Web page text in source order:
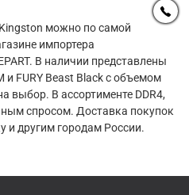
можно по самой
импортера
В наличии представлены
и FURY Beast Black с объемом
выбор. В ассортименте DDR4,
спросом. Доставка покупок
и другим городам России.